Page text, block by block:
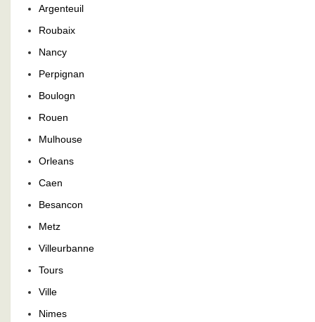
Argenteuil
Roubaix
Nancy
Perpignan
Boulogn
Rouen
Mulhouse
Orleans
Caen
Besancon
Metz
Villeurbanne
Tours
Ville
Nimes